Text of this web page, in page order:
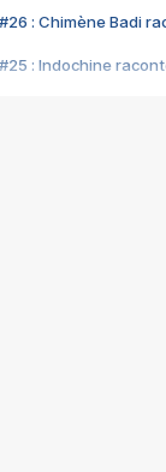
#26 : Chimène Badi
#25 : Indochine